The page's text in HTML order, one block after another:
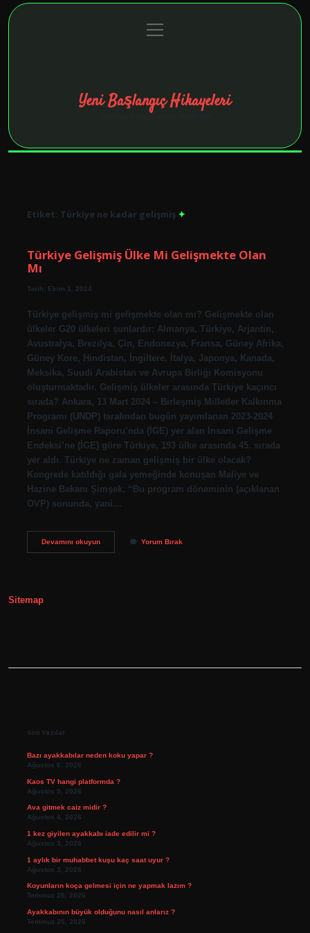
Gizlilik Politikası
menüyü
aç
Yeni Başlangıç Hikayeleri
Etiket: Türkiye ne kadar gelişmiş
Türkiye Gelişmiş Ülke Mi Gelişmekte Olan
Mı
Tarih: Ekim 1, 2024
Türkiye gelişmiş mi gelişmekte olan mı? Gelişmekte olan
ülkeler G20 ülkeleri şunlardır: Almanya, Türkiye, Arjantin,
Avustralya, Brezilya, Çin, Endonezya, Fransa, Güney Afrika,
Güney Kore, Hindistan, İngiltere, İtalya, Japonya, Kanada,
Meksika, Suudi Arabistan ve Avrupa Birliği Komisyonu
oluşturmaktadır. Gelişmiş ülkeler arasında Türkiye kaçıncı
sırada? Ankara, 13 Mart 2024 – Birleşmiş Milletler Kalkınma
Programı (UNDP) tarafından bugün yayımlanan 2023-2024
İnsani Gelişme Raporu’nda (İGE) yer alan İnsani Gelişme
Endeksi’ne (İGE) göre Türkiye, 193 ülke arasında 45. sırada
yer aldı. Türkiye ne zaman gelişmiş bir ülke olacak?
Kongrede katıldığı gala yemeğinde konuşan Maliye ve
Hazine Bakanı Şimşek, “Bu program döneminin (açıklanan
OVP) sonunda, yani…
Devamını okuyunTürkiye
Yorum Bırak
Sitemap
Son Yazılar
Bazı ayakkabılar neden koku yapar ?
Ağustos 6, 2026
Kaos TV hangi platformda ?
Ağustos 5, 2026
Ava gitmek caiz midir ?
Ağustos 4, 2026
1 kez giyilen ayakkabı iade edilir mi ?
Ağustos 3, 2026
1 aylık bir muhabbet kuşu kaç saat uyur ?
Ağustos 3, 2026
Koyunların koça gelmesi için ne yapmak lazım ?
Temmuz 26, 2026
Ayakkabının büyük olduğunu nasıl anlarız ?
Temmuz 25, 2026